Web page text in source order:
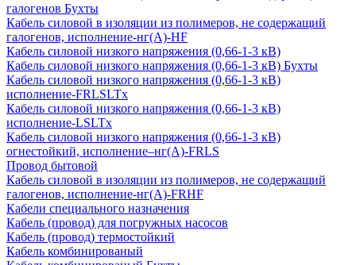
галогенов Бухты
Кабель силовой в изоляции из полимеров, не содержащий
галогенов, исполнение-нг(А)-HF
Кабель силовой низкого напряжения (0,66-1-3 кВ)
Кабель силовой низкого напряжения (0,66-1-3 кВ) Бухты
Кабель силовой низкого напряжения (0,66-1-3 кВ)
исполнение-FRLSLTx
Кабель силовой низкого напряжения (0,66-1-3 кВ)
исполнение-LSLTx
Кабель силовой низкого напряжения (0,66-1-3 кВ)
огнестойкий, исполнение–нг(А)-FRLS
Провод бытовой
Кабель силовой в изоляции из полимеров, не содержащий
галогенов, исполнение-нг(А)-FRHF
Кабели специального назначения
Кабель (провод) для погружных насосов
Кабель (провод) термостойкий
Кабель комбинированый